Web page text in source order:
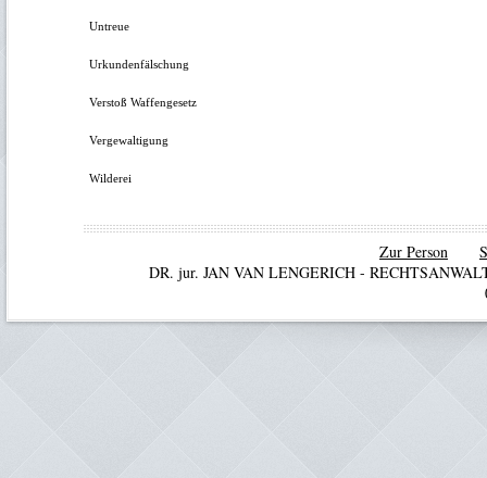
Untreue
Urkundenfälschung
Verstoß Waffengesetz
Vergewaltigung
Wilderei
Zur Person
DR. jur. JAN VAN LENGERICH -